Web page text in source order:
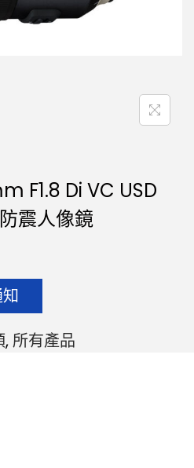
F1.8 Di VC USD
震人像鏡
,所有產品